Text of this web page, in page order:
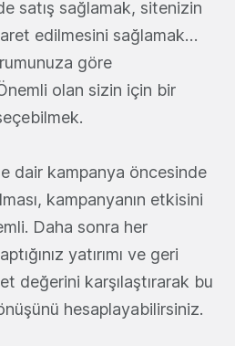
satış sağlamak, sitenizin
edilmesini sağlamak…
göre
olan sizin için bir
dair kampanya öncesinde
kampanyanın etkisini
Daha sonra her
yatırımı ve geri
değerini karşılaştırarak bu
hesaplayabilirsiniz.